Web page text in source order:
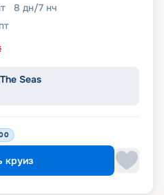
8 дн/7 нч
пт
Seas
круиз